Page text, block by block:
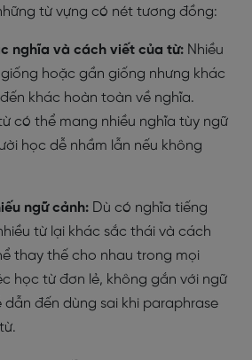
từ vựng có nét tương đồng:
nghĩa và cách viết của từ: Nhiều
hoặc gần giống nhưng khác
khác hoàn toàn về nghĩa.
có thể mang nhiều nghĩa tùy ngữ
học dễ nhầm lẫn nếu không
ngữ cảnh: Dù có nghĩa tiếng
từ lại khác sắc thái và cách
thay thế cho nhau trong mọi
học từ đơn lẻ, không gắn với ngữ
đến dùng sai khi paraphrase